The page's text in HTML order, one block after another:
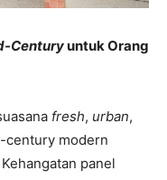
Centuryuntuk Orang
fresh, urban,
century modern
panel